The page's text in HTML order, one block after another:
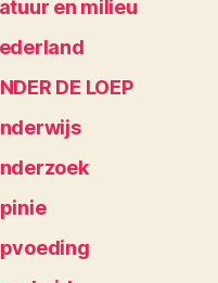
en milieu
DE LOEP